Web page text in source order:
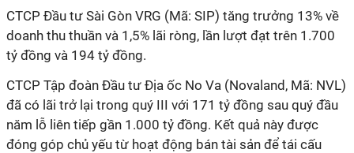
CTCP Đầu tư Sài Gòn VRG (Mã: SIP) tăng trưởng 13% về
doanh thu thuần và 1,5% lãi ròng, lần lượt đạt trên 1.700
tỷ đồng và 194 tỷ đồng.
CTCP Tập đoàn Đầu tư Địa ốc No Va (Novaland, Mã: NVL)
đã có lãi trở lại trong quý III với 171 tỷ đồng sau quý đầu
năm lỗ liên tiếp gần 1.000 tỷ đồng. Kết quả này được
đóng góp chủ yếu từ hoạt động bán tài sản để tái cấu